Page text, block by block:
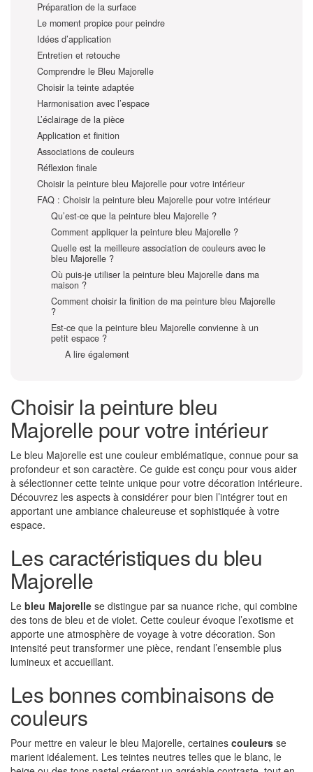
Préparation de la surface
Le moment propice pour peindre
Idées d’application
Entretien et retouche
Comprendre le Bleu Majorelle
Choisir la teinte adaptée
Harmonisation avec l’espace
L’éclairage de la pièce
Application et finition
Associations de couleurs
Réflexion finale
Choisir la peinture bleu Majorelle pour votre intérieur
FAQ : Choisir la peinture bleu Majorelle pour votre intérieur
Qu’est-ce que la peinture bleu Majorelle ?
Comment appliquer la peinture bleu Majorelle ?
Quelle est la meilleure association de couleurs avec le
bleu Majorelle ?
Où puis-je utiliser la peinture bleu Majorelle dans ma
maison ?
Comment choisir la finition de ma peinture bleu Majorelle
?
Est-ce que la peinture bleu Majorelle convienne à un
petit espace ?
A lire également
Choisir la peinture bleu
Majorelle pour votre intérieur
Le bleu Majorelle est une couleur emblématique, connue pour sa
profondeur et son caractère. Ce guide est conçu pour vous aider
à sélectionner cette teinte unique pour votre décoration intérieure.
Découvrez les aspects à considérer pour bien l’intégrer tout en
apportant une ambiance chaleureuse et sophistiquée à votre
espace.
Les caractéristiques du bleu
Majorelle
Le bleu Majorelle se distingue par sa nuance riche, qui combine
des tons de bleu et de violet. Cette couleur évoque l’exotisme et
apporte une atmosphère de voyage à votre décoration. Son
intensité peut transformer une pièce, rendant l’ensemble plus
lumineux et accueillant.
Les bonnes combinaisons de
couleurs
Pour mettre en valeur le bleu Majorelle, certaines couleurs se
marient idéalement. Les teintes neutres telles que le blanc, le